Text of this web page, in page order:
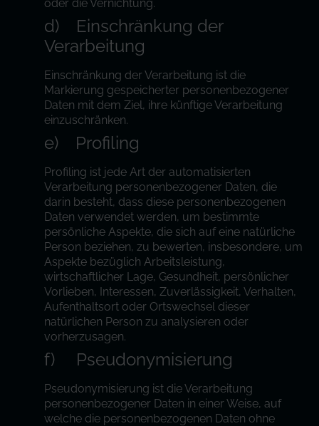
oder die Vernichtung.
d) Einschränkung der
Verarbeitung
Einschränkung der Verarbeitung ist die
Markierung gespeicherter personenbezogener
Daten mit dem Ziel, ihre künftige Verarbeitung
einzuschränken.
e) Profiling
Profiling ist jede Art der automatisierten
Verarbeitung personenbezogener Daten, die
darin besteht, dass diese personenbezogenen
Daten verwendet werden, um bestimmte
persönliche Aspekte, die sich auf eine natürliche
Person beziehen, zu bewerten, insbesondere, um
Aspekte bezüglich Arbeitsleistung,
wirtschaftlicher Lage, Gesundheit, persönlicher
Vorlieben, Interessen, Zuverlässigkeit, Verhalten,
Aufenthaltsort oder Ortswechsel dieser
natürlichen Person zu analysieren oder
vorherzusagen.
f) Pseudonymisierung
Pseudonymisierung ist die Verarbeitung
personenbezogener Daten in einer Weise, auf
welche die personenbezogenen Daten ohne